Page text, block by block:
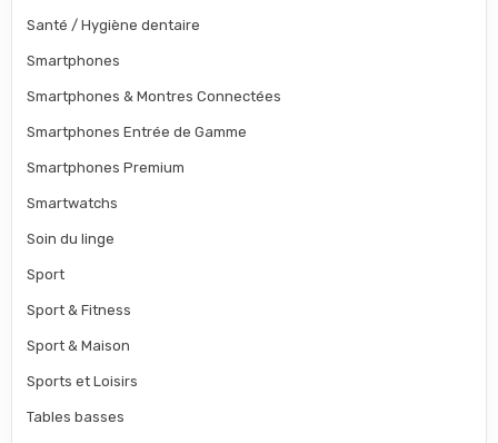
Santé / Hygiène dentaire
Smartphones
Smartphones & Montres Connectées
Smartphones Entrée de Gamme
Smartphones Premium
Smartwatchs
Soin du linge
Sport
Sport & Fitness
Sport & Maison
Sports et Loisirs
Tables basses